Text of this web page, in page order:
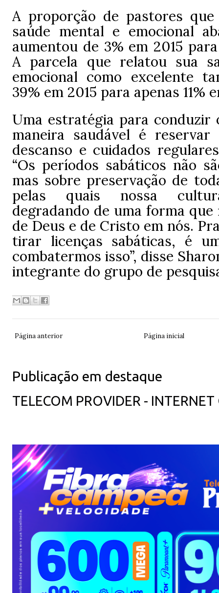
A proporção de pastores
saúde mental e emocional
aumentou de 3% em 2015
A parcela que relatou sua
emocional como excelente
39% em 2015 para apenas 11%
Uma estratégia para conduzir
maneira saudável é
descanso e cuidados
“Os períodos sabáticos não
mas sobre preservação de
pelas quais nossa
degradando de uma forma que
de Deus e de Cristo em nós.
tirar licenças sabáticas, é
combatermos isso”, disse
integrante do grupo de
Página anterior Página inicial
Publicação em destaque
TELECOM PROVIDER -